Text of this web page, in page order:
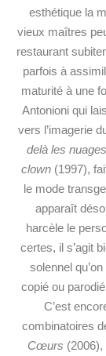
esthétique la
vieux maîtres
restaurant
parfois à
maturité à une
Antonioni qui
vers l’imagerie
delà les nuages
clown (1997),
le mode
apparaît
harcèle le
certes, il s’agit
solennel
copié ou
C’est
combinatoires
Cœurs